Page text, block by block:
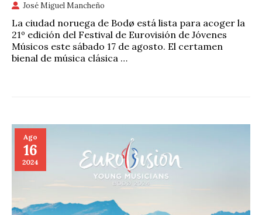
José Miguel Mancheño
La ciudad noruega de Bodø está lista para acoger la
21º edición del Festival de Eurovisión de Jóvenes
Músicos este sábado 17 de agosto. El certamen
bienal de música clásica …
Ago
16
2024